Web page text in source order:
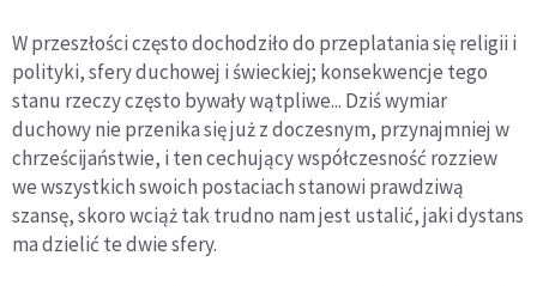
W przeszłości często dochodziło do przeplatania się religii i
polityki, sfery duchowej i świeckiej; konsekwencje tego
stanu rzeczy często bywały wątpliwe... Dziś wymiar
duchowy nie przenika się już z doczesnym, przynajmniej w
chrześcijaństwie, i ten cechujący współczesność rozziew
we wszystkich swoich postaciach stanowi prawdziwą
szansę, skoro wciąż tak trudno nam jest ustalić, jaki dystans
ma dzielić te dwie sfery.